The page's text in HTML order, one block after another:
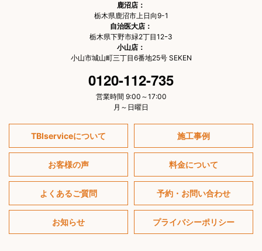
鹿沼店：
栃木県鹿沼市上日向9-1
自治医大店：
栃木県下野市緑2丁目12ｰ3
小山店：
小山市城山町三丁目6番地25号 SEKEN
0120-112-735
営業時間 9:00～17:00
月～日曜日
TBIserviceについて 施工事例
お客様の声 料金について
よくあるご質問 予約・お問い合わせ
お知らせ プライバシーポリシー